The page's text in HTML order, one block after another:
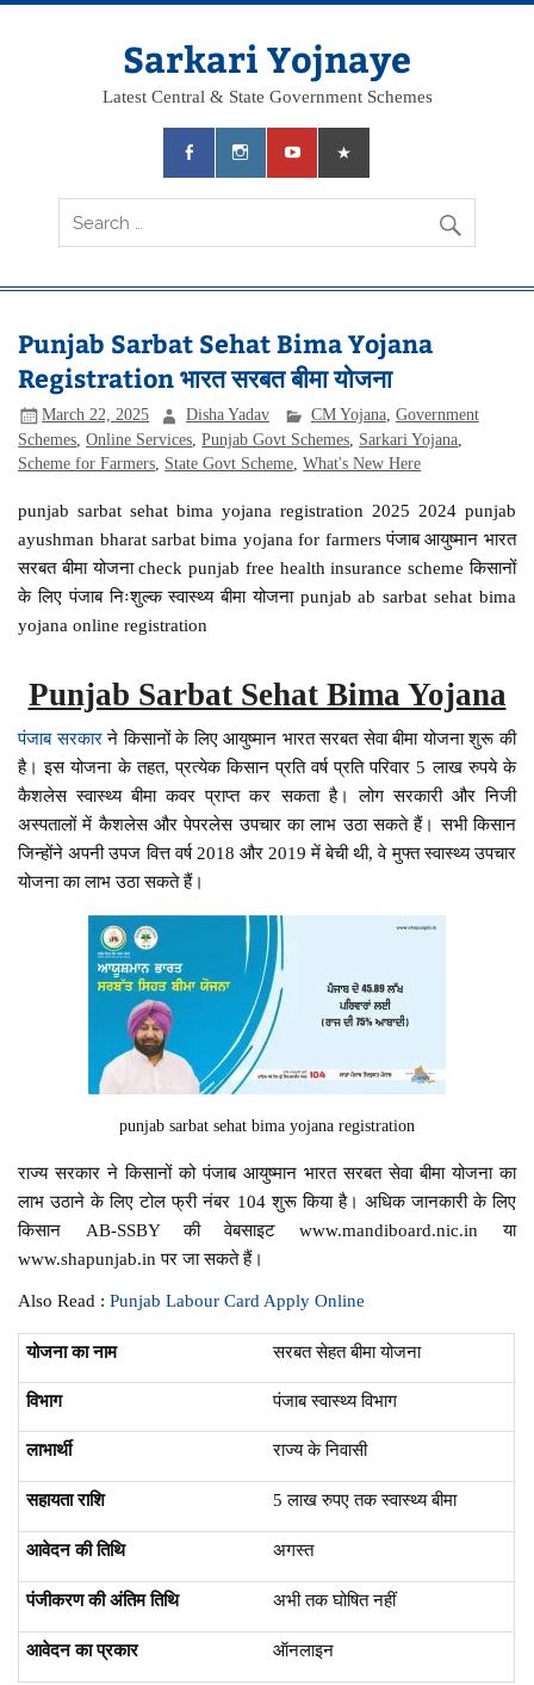
Skip
Sarkari Yojnaye
Latest Central & State Government Schemes
Punjab Sarbat Sehat Bima Yojana
Registration भारत सरबत बीमा योजना
March 22, 2025 Disha Yadav CM Yojana, Government
Schemes ,Online Services ,Punjab Govt Schemes Sarkari Yojana
Scheme for Farmers State Govt Scheme ,What's New Here
punjab sarbat sehat bima yojana registration 2025 2024 punjab
ayushman bharat sarbat bima yojana for farmers पंजाब आयुष्मान भारत
सरबत बीमा योजना check punjab free health insurance scheme किसानों
के लिए पंजाब निःशुल्क स्वास्थ्य बीमा योजना punjab ab sarbat sehat bima
yojana online registration
Punjab Sarbat Sehat Bima Yojana
पंजाब सरकारने किसानों के लिए आयुष्मान भारत सरबत सेवा बीमा योजना शुरू की
है। इस योजना के तहत, प्रत्येक किसान प्रति वर्ष प्रति परिवार 5 लाख रुपये के
कैशलेस स्वास्थ्य बीमा कवर प्राप्त कर सकता है। लोग सरकारी और निजी
अस्पतालों में कैशलेस और पेपरलेस उपचार का लाभ उठा सकते हैं। सभी किसान
जिन्होंने अपनी उपज वित्त वर्ष 2018 और 2019 में बेची थी, वे मुफ्त स्वास्थ्य उपचार
योजना का लाभ उठा सकते हैं।
punjab sarbat sehat bima yojana registration
राज्य सरकार ने किसानों को पंजाब आयुष्मान भारत सरबत सेवा बीमा योजना का
लाभ उठाने के लिए टोल फ्री नंबर 104 शुरू किया है। अधिक जानकारी के लिए
किसान AB-SSBY की वेबसाइट www.mandiboard.nic.in या
www.shapunjab.in पर जा सकते हैं।
Also Read :Punjab Labour Card Apply Online
योजना का नाम सरबत सेहत बीमा योजना
विभाग पंजाब स्वास्थ्य विभाग
लाभार्थी राज्य के निवासी
सहायता राशि 5 लाख रुपए तक स्वास्थ्य बीमा
आवेदन की तिथि अगस्त
पंजीकरण की अंतिम तिथि अभी तक घोषित नहीं
आवेदन का प्रकार ऑनलाइन